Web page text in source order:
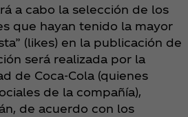
a cabo la selección de los
que hayan tenido la mayor
(likes) en la publicación de
será realizada por la
de Coca‑Cola (quienes
de la compañía),
de acuerdo con los